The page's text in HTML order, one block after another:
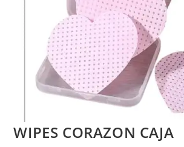
WIPES CORAZON CAJA